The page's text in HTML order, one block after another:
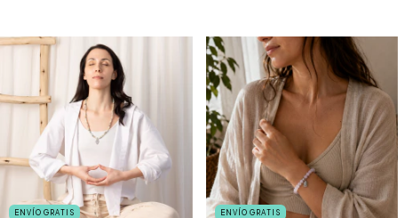
ENVÍO GRATIS ENVÍO GRATIS